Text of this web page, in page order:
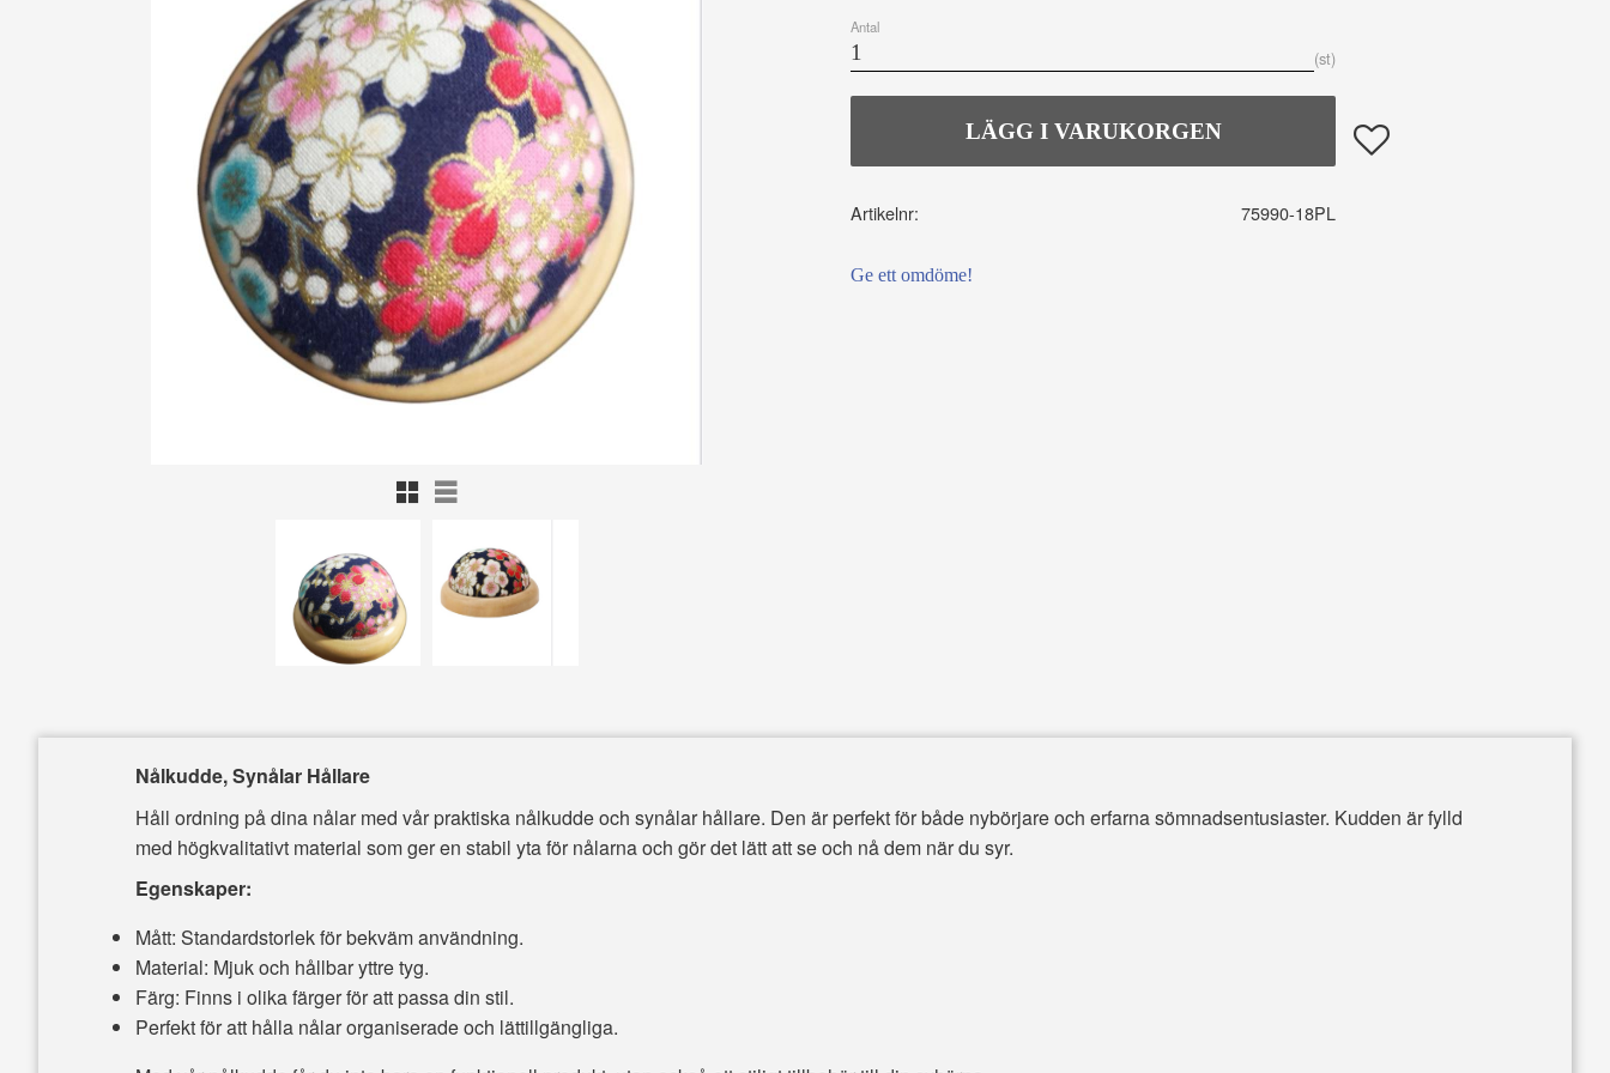
Rutnätsvy
Listvy
Antal
st
Lägg till i favoriter
Artikelnr 75990-18PL
Ge ett omdöme!
Nålkudde, Synålar Hållare
Håll ordning på dina nålar med vår praktiska nålkudde och synålar hållare. Den är perfekt för både nybörjare och erfarna sömnadsentusiaster. Kudden är fylld
med högkvalitativt material som ger en stabil yta för nålarna och gör det lätt att se och nå dem när du syr.
Egenskaper:
Mått: Standardstorlek för bekväm användning.
Material: Mjuk och hållbar yttre tyg.
Färg: Finns i olika färger för att passa din stil.
Perfekt för att hålla nålar organiserade och lättillgängliga.